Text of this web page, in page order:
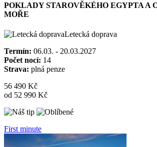
POKLADY STAROVĚKÉHO EGYPTA A
MOŘE
Letecká doprava
Termín: 06.03. - 20.03.2027
Počet nocí: 14
Strava: plná penze
56 490 Kč
od 52 990 Kč
First minute